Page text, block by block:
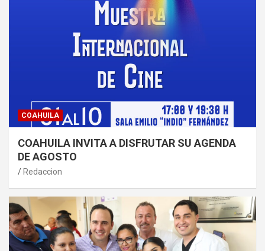
COAHUILA
COAHUILA INVITA A DISFRUTAR SU AGENDA
DE AGOSTO
Redaccion